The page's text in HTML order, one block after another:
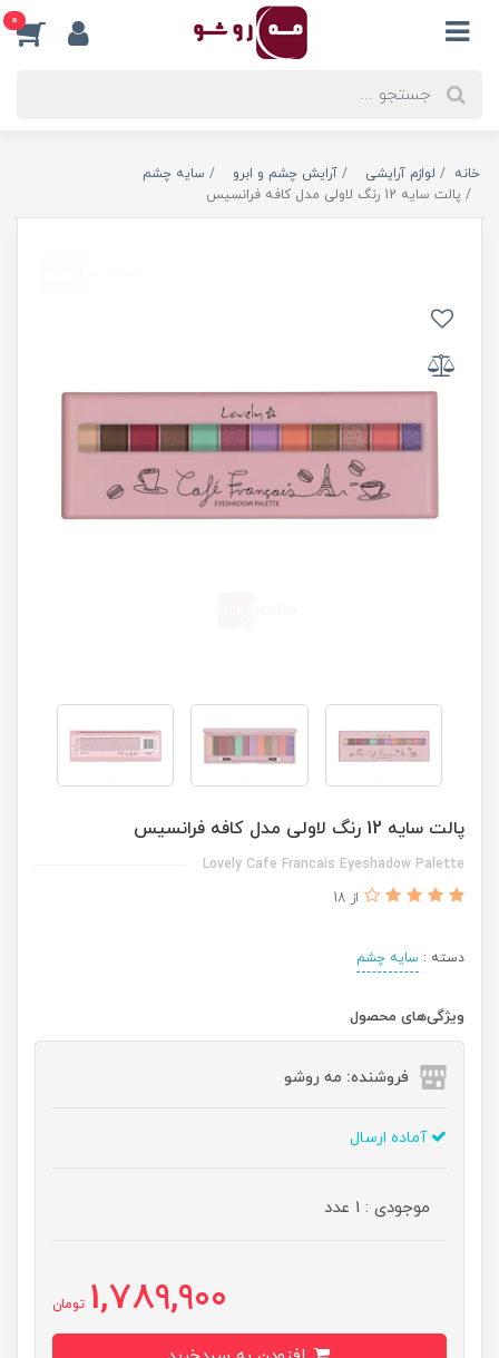
0
خانه لوازم آرایشی آرایش چشم و ابرو
سایه چشم
پالت سایه 12 رنگ لاولی مدل کافه فرانسیس
پالت سایه 12 رنگ لاولی مدل کافه فرانسیس
Lovely Cafe Francais Eyeshadow Palette
از 18
دسته : سایه چشم
ویژگی‌های محصول
فروشنده: مه رو‌شو
آماده ارسال
موجودی : 1 عدد
1,789,900 تومان